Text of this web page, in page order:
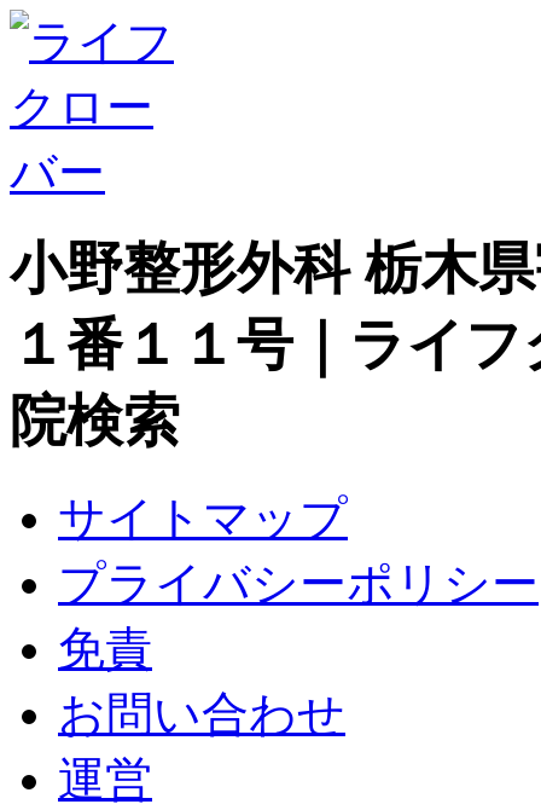
小野整形外科 栃木
１番１１号｜ライ
院検索
サイトマップ
プライバシーポリシー
免責
お問い合わせ
運営